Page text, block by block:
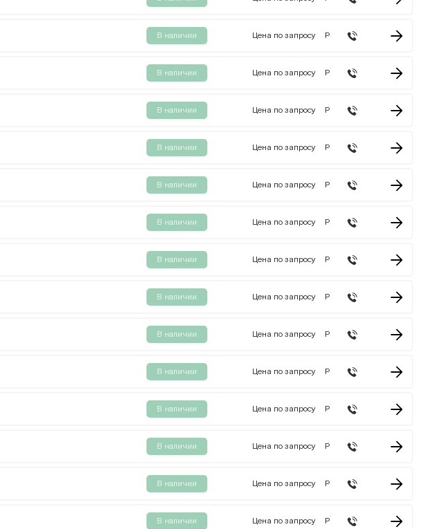
В наличии Цена по запросу Р
В наличии Цена по запросу Р
В наличии Цена по запросу Р
В наличии Цена по запросу Р
В наличии Цена по запросу Р
В наличии Цена по запросу Р
В наличии Цена по запросу Р
В наличии Цена по запросу Р
В наличии Цена по запросу Р
В наличии Цена по запросу Р
В наличии Цена по запросу Р
В наличии Цена по запросу Р
В наличии Цена по запросу Р
В наличии Цена по запросу Р